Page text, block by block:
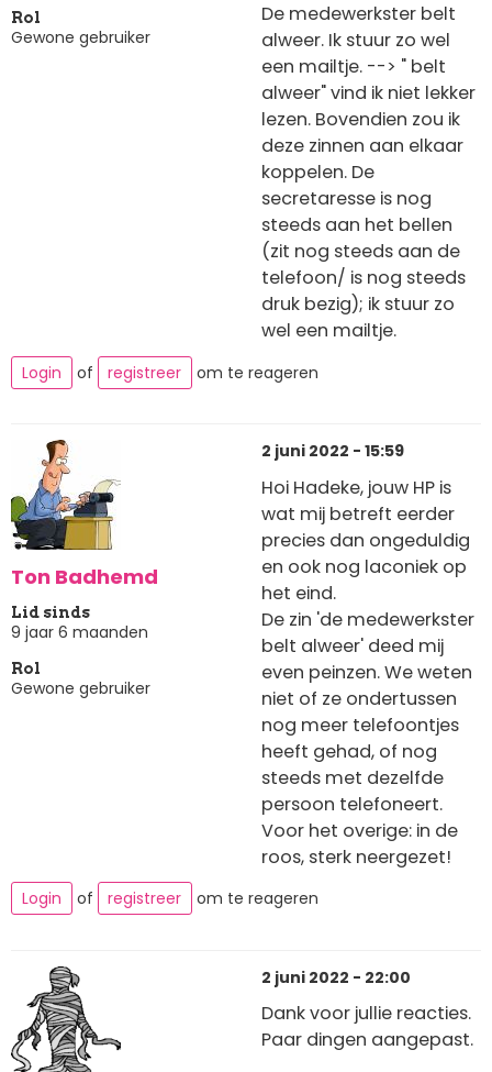
Rol
Gewone gebruiker
De medewerkster belt
alweer. Ik stuur zo wel
een mailtje. --> " belt
alweer" vind ik niet lekker
lezen. Bovendien zou ik
deze zinnen aan elkaar
koppelen. De
secretaresse is nog
steeds aan het bellen
(zit nog steeds aan de
telefoon/ is nog steeds
druk bezig); ik stuur zo
wel een mailtje.
Login of registreer om te reageren
Ton Badhemd
Lid sinds
9 jaar 6 maanden
Rol
Gewone gebruiker
2 juni 2022 - 15:59
Hoi Hadeke, jouw HP is
wat mij betreft eerder
precies dan ongeduldig
en ook nog laconiek op
het eind.
De zin 'de medewerkster
belt alweer' deed mij
even peinzen. We weten
niet of ze ondertussen
nog meer telefoontjes
heeft gehad, of nog
steeds met dezelfde
persoon telefoneert.
Voor het overige: in de
roos, sterk neergezet!
Login of registreer om te reageren
2 juni 2022 - 22:00
Dank voor jullie reacties.
Paar dingen aangepast.